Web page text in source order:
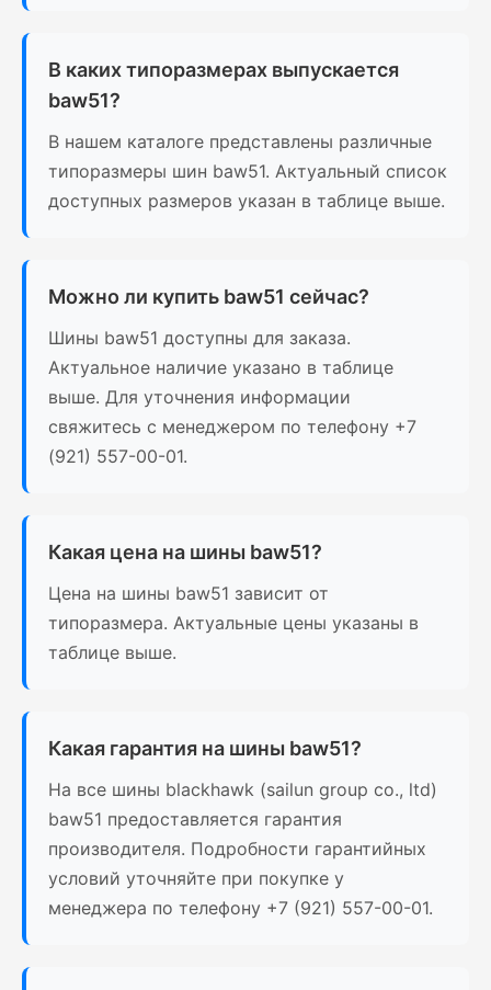
В каких типоразмерах выпускается
baw51?
В нашем каталоге представлены различные
типоразмеры шин baw51. Актуальный список
доступных размеров указан в таблице выше.
Можно ли купить baw51 сейчас?
Шины baw51 доступны для заказа.
Актуальное наличие указано в таблице
выше. Для уточнения информации
свяжитесь с менеджером по телефону +7
(921) 557-00-01.
Какая цена на шины baw51?
Цена на шины baw51 зависит от
типоразмера. Актуальные цены указаны в
таблице выше.
Какая гарантия на шины baw51?
На все шины blackhawk (sailun group co., ltd)
baw51 предоставляется гарантия
производителя. Подробности гарантийных
условий уточняйте при покупке у
менеджера по телефону +7 (921) 557-00-01.